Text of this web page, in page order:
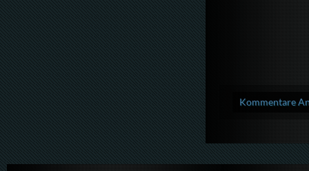
Kommentare